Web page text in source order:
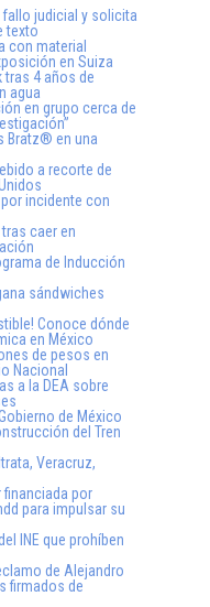
fallo judicial y solicita
texto
con material
en Suiza
tras 4 años de
agua
en grupo cerca de
Bratz® en una
a recorte de
incidente con
caer en
de Inducción
sándwiches
Conoce dónde
en México
de pesos en
Nacional
a la DEA sobre
de México
del Tren
Veracruz,
financiada por
para impulsar su
INE que prohíben
de Alejandro
firmados de